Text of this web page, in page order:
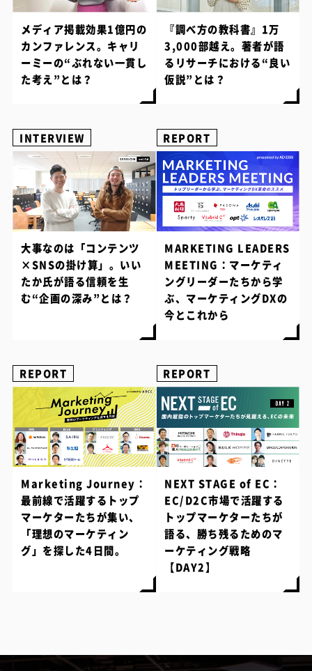
メディア掲載効果1億円の
カンファレンス。キャリ
ーミーの“ぶれない一貫し
た考え”とは？
『調べ方の教科書』1万
3,000部越え。著者が語
るリサーチにおける“良い
仮説”とは？
INTERVIEW
大事なのは「コンテンツ
×SNSの掛け算」。いい
たか氏が語る信頼を生
む“企画の深み”とは？
REPORT
MARKETING LEADERS
MEETING：マーケティ
ングリーダーたちから学
ぶ、マーケティングDXの
今とこれから
REPORT
Marketing Journey：
最前線で活躍するトップ
マーケターたちが集い、
「理想のマーケティン
グ」を探した4日間。
REPORT
NEXT STAGE of EC：
EC/D2C市場で活躍する
トップマーケターたちが
語る、勝ち残るためのマ
ーケティング戦略
【DAY2】